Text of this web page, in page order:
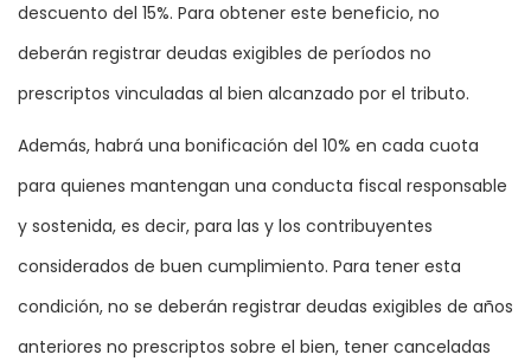
descuento del 15%. Para obtener este beneficio, no
deberán registrar deudas exigibles de períodos no
prescriptos vinculadas al bien alcanzado por el tributo.
Además, habrá una bonificación del 10% en cada cuota
para quienes mantengan una conducta fiscal responsable
y sostenida, es decir, para las y los contribuyentes
considerados de buen cumplimiento. Para tener esta
condición, no se deberán registrar deudas exigibles de años
anteriores no prescriptos sobre el bien, tener canceladas